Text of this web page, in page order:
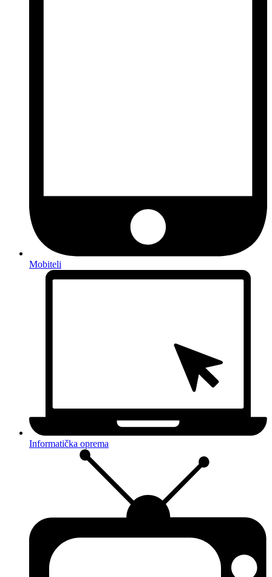
Mobiteli
Informatička oprema